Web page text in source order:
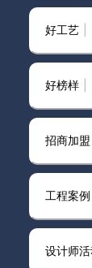
好工艺
好榜样
招商加盟
工程案例
设计师活